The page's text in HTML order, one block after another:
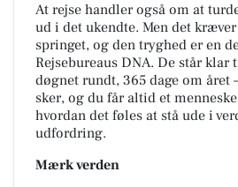
At rejse handler også om at
ud i det ukendte. Men det
springet, og den tryghed er en
Rejsebureaus DNA. De står klar
døgnet rundt, 365 dage om året
sker, og du får altid et
hvordan det føles at stå ude i
udfordring.
Mærk verden